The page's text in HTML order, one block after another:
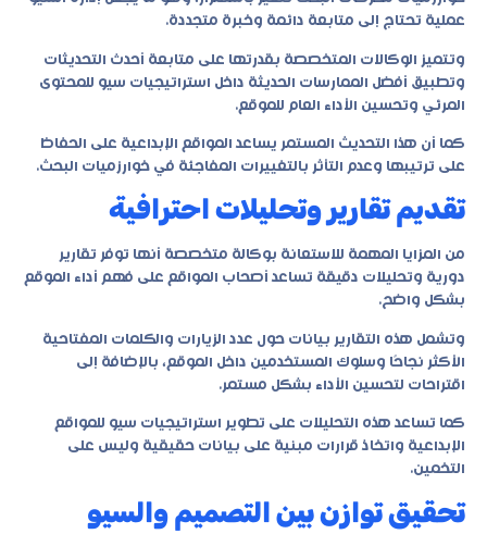
عملية تحتاج إلى متابعة دائمة وخبرة متجددة.
وتتميز الوكالات المتخصصة بقدرتها على متابعة أحدث التحديثات
وتطبيق أفضل الممارسات الحديثة داخل استراتيجيات سيو للمحتوى
المرئي وتحسين الأداء العام للموقع.
كما أن هذا التحديث المستمر يساعد المواقع الإبداعية على الحفاظ
على ترتيبها وعدم التأثر بالتغييرات المفاجئة في خوارزميات البحث.
تقديم تقارير وتحليلات احترافية
من المزايا المهمة للاستعانة بوكالة متخصصة أنها توفر تقارير
دورية وتحليلات دقيقة تساعد أصحاب المواقع على فهم أداء الموقع
بشكل واضح.
وتشمل هذه التقارير بيانات حول عدد الزيارات والكلمات المفتاحية
الأكثر نجاحًا وسلوك المستخدمين داخل الموقع، بالإضافة إلى
اقتراحات لتحسين الأداء بشكل مستمر.
كما تساعد هذه التحليلات على تطوير استراتيجيات سيو للمواقع
الإبداعية واتخاذ قرارات مبنية على بيانات حقيقية وليس على
التخمين.
تحقيق توازن بين التصميم والسيو